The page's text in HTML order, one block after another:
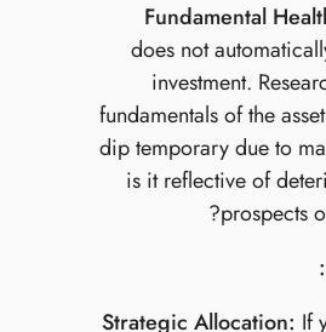
Fundamental
does not
investment.
fundamentals of the
dip temporary due to
is it reflective of
prospects
Strategic Allocation: If